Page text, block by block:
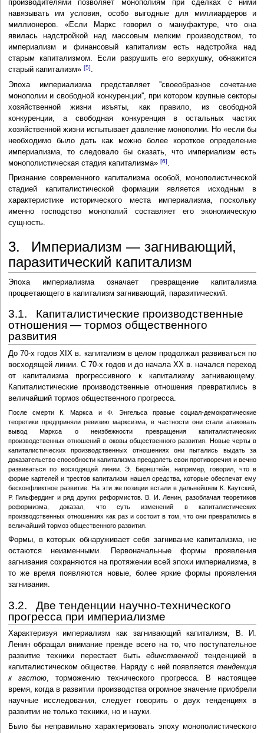
производителями позволяет монополиям при сделках с ними
навязывать им условия, особо выгодные для миллиардеров и
миллионеров. «Если Маркс говорил о мануфактуре, что она
явилась надстройкой над массовым мелким производством, то
империализм и финансовый капитализм есть надстройка над
старым капитализмом. Если разрушить его верхушку, обнажится
старый капитализм» [5].
Эпоха империализма представляет ''своеобразное сочетание
монополии и свободной конкуренции'', при котором крупные секторы
хозяйственной жизни изъяты, как правило, из свободной
конкуренции, а свободная конкуренция в остальных частях
хозяйственной жизни испытывает давление монополии. Но «если бы
необходимо было дать как можно более короткое определение
империализма, то следовало бы сказать, что империализм есть
монополистическая стадия капитализма» [6]
Признание современного капитализма особой, монополистической
стадией капиталистической формации является исходным в
характеристике исторического места империализма, поскольку
именно господство монополий составляет его экономическую
сущность.
3. Империализм — загнивающий,
паразитический капитализм
Эпоха империализма означает превращение капитализма
процветающего в капитализм загнивающий, паразитический.
3.1. Капиталистические производственные
отношения — тормоз общественного
развития
До 70-х годов XIX в. капитализм в целом продолжал развиваться по
восходящей линии. С 70-х годов и до начала XX в. начался переход
от капитализма прогрессивного к капитализму загнивающему.
Капиталистические производственные отношения превратились в
величайший тормоз общественного прогресса.
После смерти К. Маркса и Ф. Энгельса правые социал-демократические
теоретики предприняли ревизию марксизма, в частности они стали атаковать
вывод Маркса о неизбежности превращения капиталистических
производственных отношений в оковы общественного развития. Новые черты в
капиталистических производственных отношениях они пытались выдать за
доказательство способности капитализма преодолеть свои противоречия и вечно
развиваться по восходящей линии. Э. Бернштейн, например, говорил, что в
форме картелей и трестов капитализм нашел средства, которые обеспечат ему
бесконфликтное развитие. На эти же позиции встали в дальнейшем К. Каутский,
Р. Гильфердинг и ряд других реформистов. В. И. Ленин, разоблачая теоретиков
реформизма, доказал, что суть изменений в капиталистических
производственных отношениях как раз и состоит в том, что они превратились в
величайший тормоз общественного развития.
Формы, в которых обнаруживает себя загнивание капитализма, не
остаются неизменными. Первоначальные формы проявления
загнивания сохраняются на протяжении всей эпохи империализма, в
то же время появляются новые, более яркие формы проявления
загнивания.
3.2. Две тенденции научно-технического
прогресса при империализме
Характеризуя империализм как загнивающий капитализм, В. И.
Ленин обращал внимание прежде всего на то, что поступательное
развитие техники перестает бытьединственной тенденцией в
капиталистическом обществе. Наряду с ней появляетсятенденция
к застою, торможению технического прогресса. В настоящее
время, когда в развитии производства огромное значение приобрели
научные исследования, следует говорить о двух тенденциях в
развитии не только техники, но и науки.
Было бы неправильно характеризовать эпоху монополистического